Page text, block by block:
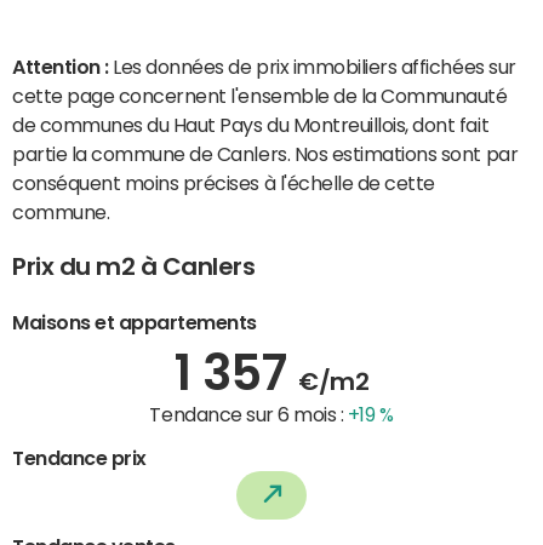
Attention : Les données de prix immobiliers affichées sur
cette page concernent l'ensemble de la Communauté
de communes du Haut Pays du Montreuillois, dont fait
partie la commune de Canlers. Nos estimations sont par
conséquent moins précises à l'échelle de cette
commune.
Prix du m2 à Canlers
Maisons et appartements
1 357 €/m2
Tendance sur 6 mois : +19 %
Tendance prix